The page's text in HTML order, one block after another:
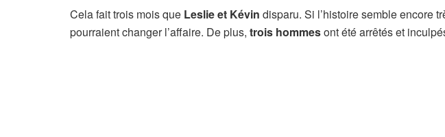
Cela fait trois mois que Leslie et Kévin disparu. Si l’histoire semble encore
pourraient changer l’affaire. De plus, trois hommesont été arrêtés et